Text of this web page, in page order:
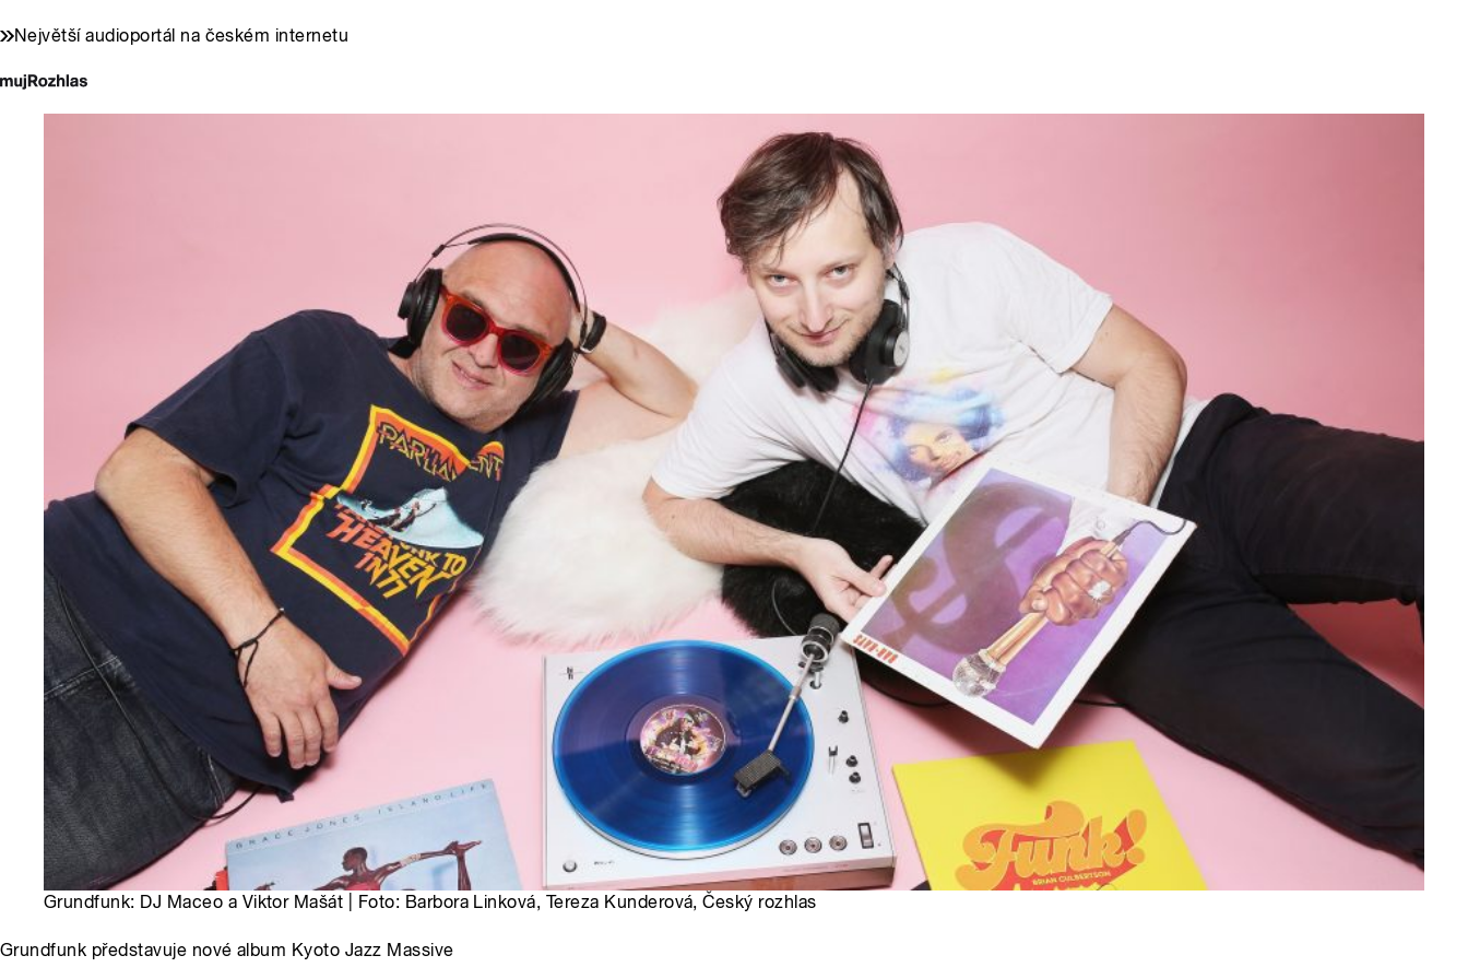
Největší audioportál na českém internetu
Grundfunk: DJ Maceo a Viktor Mašát | Foto: Barbora Linková, Tereza Kunderová, Český rozhlas
Grundfunk představuje nové album Kyoto Jazz Massive